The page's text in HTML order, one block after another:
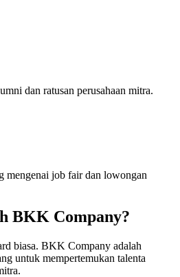
dan ratusan perusahaan mitra.
mengenai job fair dan lowongan
BKK Company?
biasa. BKK Company adalah
untuk mempertemukan talenta